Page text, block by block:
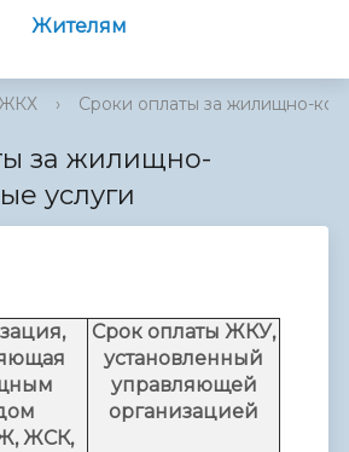
Жителям
› Сроки оплаты за жилищно-
за жилищно-
услуги
ЖСК,
Срок оплаты ЖКУ,
установленный
управляющей
организацией